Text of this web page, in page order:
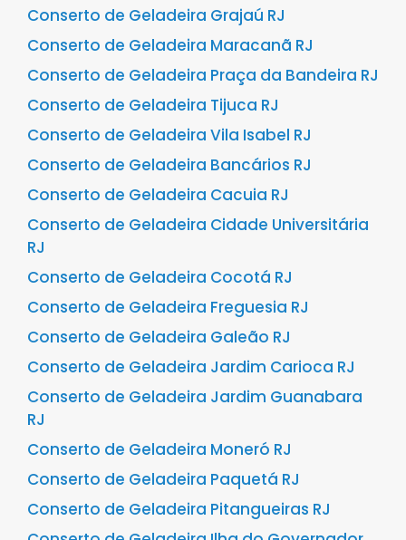
Conserto de Geladeira Grajaú RJ
Conserto de Geladeira Maracanã RJ
Conserto de Geladeira Praça da Bandeira RJ
Conserto de Geladeira Tijuca RJ
Conserto de Geladeira Vila Isabel RJ
Conserto de Geladeira Bancários RJ
Conserto de Geladeira Cacuia RJ
Conserto de Geladeira Cidade Universitária
RJ
Conserto de Geladeira Cocotá RJ
Conserto de Geladeira Freguesia RJ
Conserto de Geladeira Galeão RJ
Conserto de Geladeira Jardim Carioca RJ
Conserto de Geladeira Jardim Guanabara
RJ
Conserto de Geladeira Moneró RJ
Conserto de Geladeira Paquetá RJ
Conserto de Geladeira Pitangueiras RJ